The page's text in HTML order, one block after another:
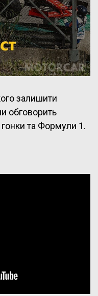
залишити
обговорить
гонки та Формули 1.